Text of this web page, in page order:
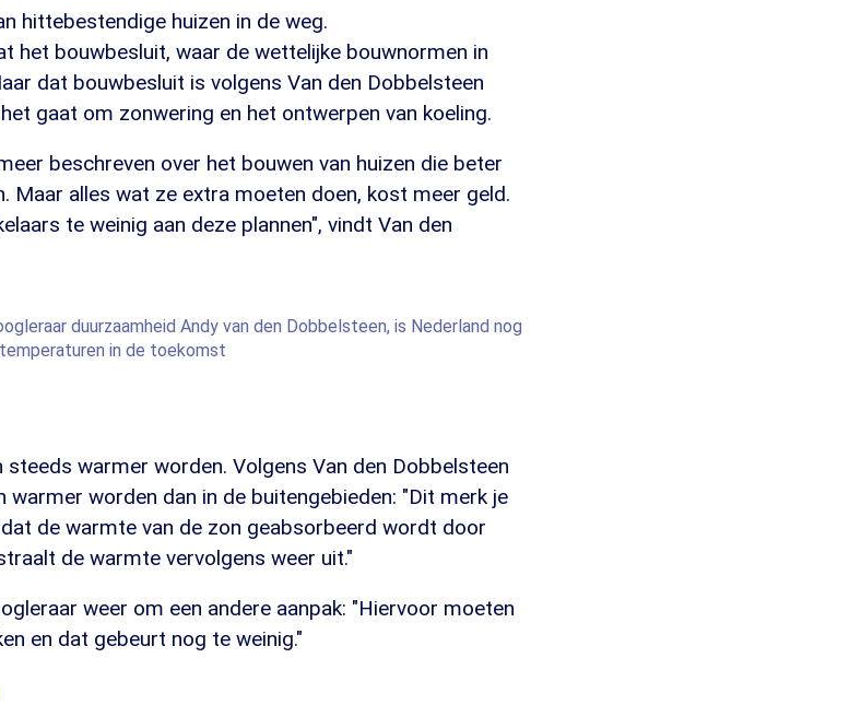
hittebestendige huizen in de weg.
het bouwbesluit, waar de wettelijke bouwnormen in
dat bouwbesluit is volgens Van den Dobbelsteen
gaat om zonwering en het ontwerpen van koeling.
beschreven over het bouwen van huizen die beter
Maar alles wat ze extra moeten doen, kost meer geld.
te weinig aan deze plannen", vindt Van den
duurzaamheid Andy van den Dobbelsteen, is Nederland nog
in de toekomst
steeds warmer worden. Volgens Van den Dobbelsteen
worden dan in de buitengebieden: "Dit merk je
de warmte van de zon geabsorbeerd wordt door
de warmte vervolgens weer uit."
weer om een andere aanpak: "Hiervoor moeten
en dat gebeurt nog te weinig."